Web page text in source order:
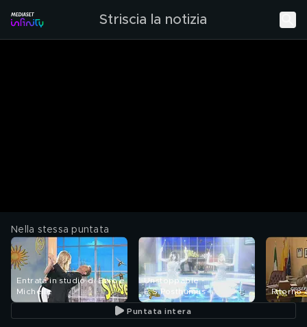
Striscia la notizia
Nella stessa puntata
Entrata in studio di Ezio e
Michelle
Unstoppable -
E.S.Posthumus
Ritorno
Puntata intera